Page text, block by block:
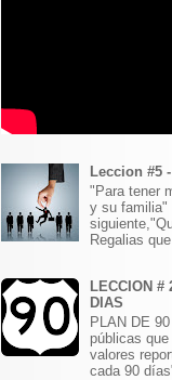
Leccion #5
"Para tener
y su familia"
Regalias
LECCION #
DIAS
PLAN DE
públicas
valores
cada 90